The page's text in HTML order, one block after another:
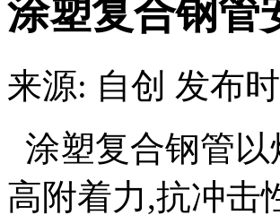
涂塑复合钢管
来源: 自创 发布
涂塑复合钢管
高附着力,抗冲击